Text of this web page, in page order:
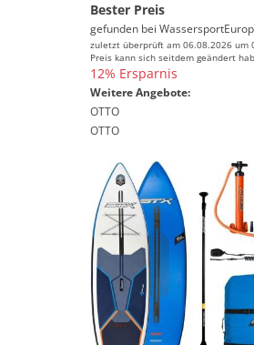
Bester Preis
gefunden bei
zuletzt überprüft am 06.08.2026 um
Preis kann sich seitdem geändert
12% Ersparnis
Weitere Angebote:
OTTO
OTTO